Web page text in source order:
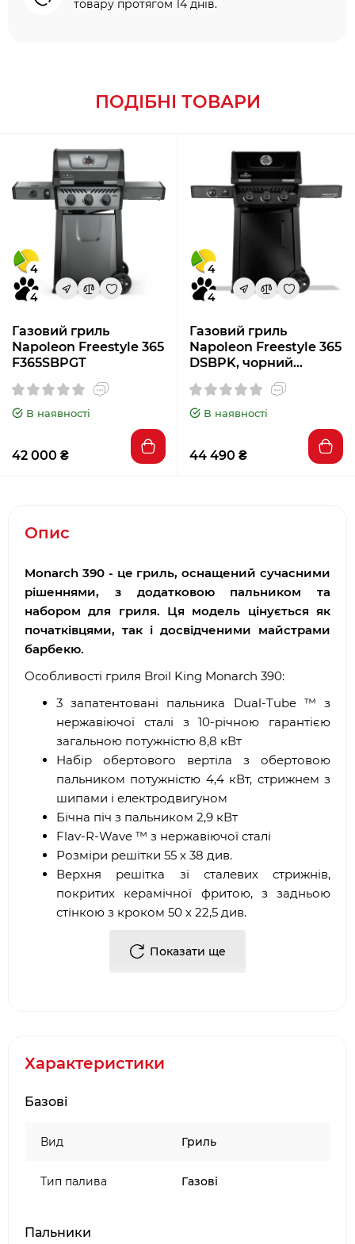
товару протягом 14 днів.
ПОДІБНІ ТОВАРИ
4
4
Газовий гриль
Napoleon Freestyle 365
F365SBPGT
В наявності
42 000 ₴
4
4
Газовий гриль
Napoleon Freestyle 365
DSBPK, чорний
F365DSBPK-1-UA
В наявності
44 490 ₴
Опис
Monarch 390 - це гриль, оснащений сучасними
рішеннями, з додатковою пальником та
набором для гриля. Ця модель цінується як
початківцями, так і досвідченими майстрами
барбекю.
Особливості гриля Broil King Monarch 390:
3 запатентовані пальника Dual-Tube ™ з
нержавіючої сталі з 10-річною гарантією
загальною потужністю 8,8 кВт
Набір обертового вертіла з обертовою
пальником потужністю 4,4 кВт, стрижнем з
шипами і електродвигуном
Бічна піч з пальником 2,9 кВт
Flav-R-Wave ™ з нержавіючої сталі
Розміри решітки 55 x 38 див.
Верхня решітка зі сталевих стрижнів,
покритих керамічної фритою, з задньою
стінкою з кроком 50 x 22,5 див.
Linear-Flow ™ з плавним регулюванням
Дверцята барбекю з оцинкованої сталі,
Міцна пластикова основа
2 великих 18 см стійких до тиску колеса
блокування
Шафа з місцем для газового балона 11 кг
Показати ще
Характеристики
Базові
Вид Гриль
Тип палива Газові
Пальники